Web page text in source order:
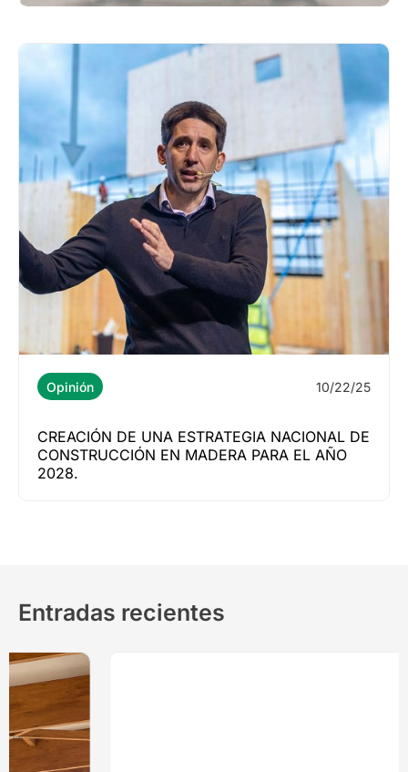
Opinión 10/22/25
CREACIÓN DE UNA ESTRATEGIA NACIONAL DE
CONSTRUCCIÓN EN MADERA PARA EL AÑO
2028.
Entradas recientes